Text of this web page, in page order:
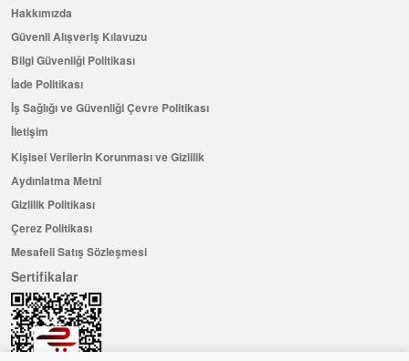
Hakkımızda
Güvenli Alışveriş Kılavuzu
Bilgi Güvenliği Politikası
İade Politikası
İş Sağlığı ve Güvenliği Çevre Politikası
İletişim
Kişisel Verilerin Korunması ve Gizlilik
Aydınlatma Metni
Gizlilik Politikası
Çerez Politikası
Mesafeli Satış Sözleşmesi
Sertifikalar